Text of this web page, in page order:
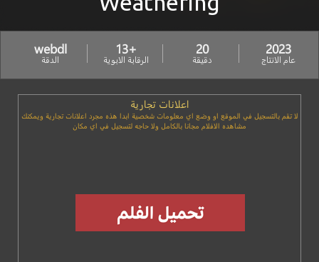
2023
عام الانتاج
20
دقيقة
+13
الرقابة الابوية
webdl
الدقة
اعلانات تجارية
لا تقم بالتسجيل في الموقع او وضع اي معلومات شخصية ابدا هذه مجرد اعلانات تجارية ويمكنك
مشاهده الافلام مجانا بالكامل ولا حاجه لتسجيل في اي مكان